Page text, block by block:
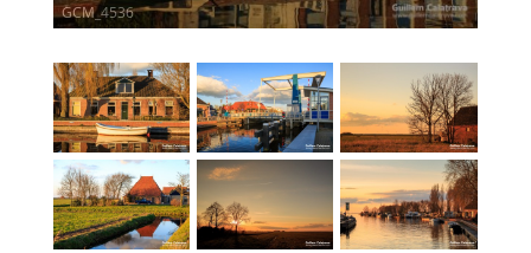
GCM_4536